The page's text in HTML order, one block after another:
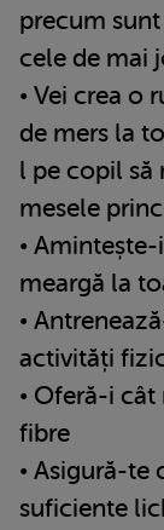
precum sunt
cele de mai
• Vei crea o
de mers la
l pe copil să
mesele
•
meargă la
•
activități
• Oferă-i
fibre
• Asigură-te
suficiente